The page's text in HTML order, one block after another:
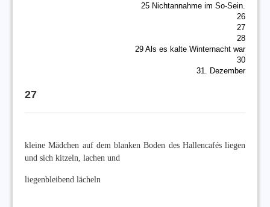
25 Nichtannahme im So-Sein.
26
27
28
29 Als es kalte Winternacht war
30
31. Dezember
27
kleine Mädchen auf dem blanken Boden des Hallencafés liegen
und sich kitzeln, lachen und
liegenbleibend lächeln